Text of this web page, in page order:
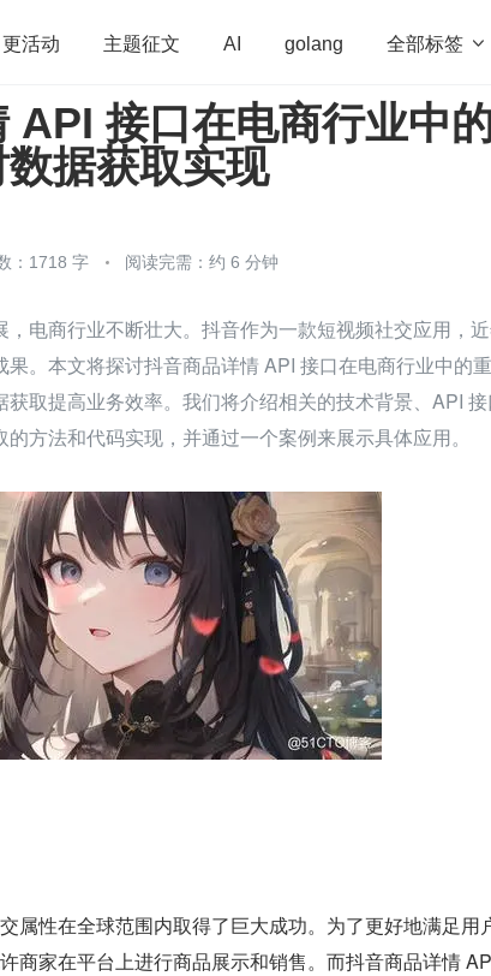
更活动 主题征文 AI golang 全部标签 
算法 学习方法 Web3.0 高
运维 深度思考
API 接口在电商行业中
据获取实现
：1718 字 阅读完需：约 6 分钟
电商行业不断壮大。抖音作为一款短视频社交应用，
。本文将探讨抖音商品详情 API 接口在电商行业中的
取提高业务效率。我们将介绍相关的技术背景、API 接
方法和代码实现，并通过一个案例来展示具体应用。
属性在全球范围内取得了巨大成功。为了更好地满足用
商家在平台上进行商品展示和销售。而抖音商品详情